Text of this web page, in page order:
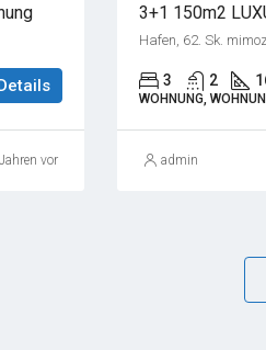
vor
Hafen, 62. Sk.
3 2
WOHNUNG,
admin